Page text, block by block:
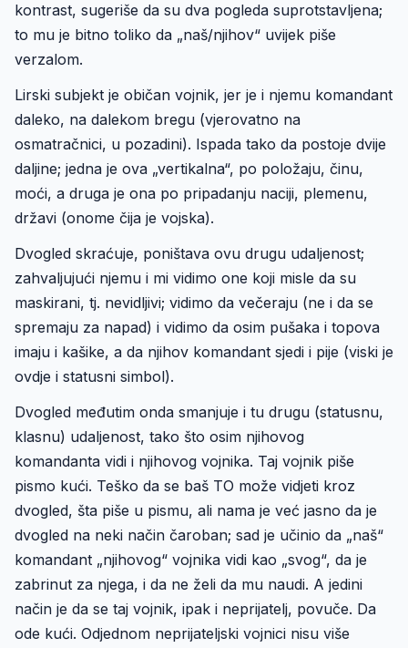
kontrast, sugeriše da su dva pogleda suprotstavljena;
to mu je bitno toliko da „naš/njihov“ uvijek piše
verzalom.
Lirski subjekt je običan vojnik, jer je i njemu komandant
daleko, na dalekom bregu (vjerovatno na
osmatračnici, u pozadini). Ispada tako da postoje dvije
daljine; jedna je ova „vertikalna“, po položaju, činu,
moći, a druga je ona po pripadanju naciji, plemenu,
državi (onome čija je vojska).
Dvogled skraćuje, poništava ovu drugu udaljenost;
zahvaljujući njemu i mi vidimo one koji misle da su
maskirani, tj. nevidljivi; vidimo da večeraju (ne i da se
spremaju za napad) i vidimo da osim pušaka i topova
imaju i kašike, a da njihov komandant sjedi i pije (viski je
ovdje i statusni simbol).
Dvogled međutim onda smanjuje i tu drugu (statusnu,
klasnu) udaljenost, tako što osim njihovog
komandanta vidi i njihovog vojnika. Taj vojnik piše
pismo kući. Teško da se baš TO može vidjeti kroz
dvogled, šta piše u pismu, ali nama je već jasno da je
dvogled na neki način čaroban; sad je učinio da „naš“
komandant „njihovog“ vojnika vidi kao „svog“, da je
zabrinut za njega, i da ne želi da mu naudi. A jedini
način je da se taj vojnik, ipak i neprijatelj, povuče. Da
ode kući. Odjednom neprijateljski vojnici nisu više